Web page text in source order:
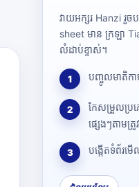
វាយអក្សរ Hanzi រួ
sheet មាន ក្រឡា
លំដាប់ខ្ទាស់។
1 បញ្ចូលមាតិកា
2
កែសម្រួលប្រ
ផ្សេងៗតាមត្រូ
3 បង្កើតទំព័រម